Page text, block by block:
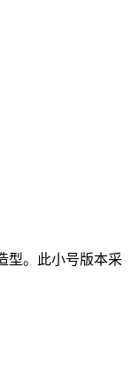
型。此小号版本采